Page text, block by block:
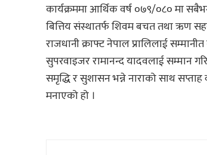
कार्यक्रममा आर्थिक वर्ष ०७९/०८० मा
बित्तिय संस्थातर्फ शिवम बचत तथा ऋण
राजधानी क्राफ्ट नेपाल प्रालिलाई
सुपरवाइजर रामानन्द यादवलाई सम्मान
समृद्धि र सुशासन भन्ने नाराको साथ
मनाएको हो ।